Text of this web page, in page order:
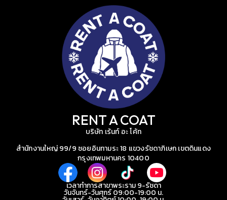
RENT A COAT
บริษัท เร้นท์ อะ โค้ท
สำนักงานใหญ่ 99/9 ซอยอินทามระ 18 แขวงรัชดาภิเษก เขตดินแดง
กรุงเทพมหานคร 10400
เวลาทำการสาขาพระราม 9-รัชดา
วันจันทร์-วันศุกร์ 09:00-19:00 น.